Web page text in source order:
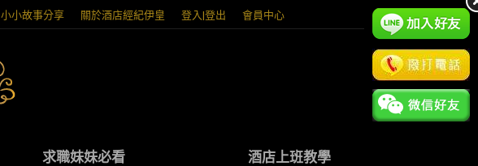
小小故事分享 關於酒店經紀伊皇 登入|登出 會員中心
求職妹妹必看 酒店上班教學